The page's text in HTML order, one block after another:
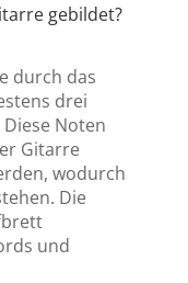
gebildet?
durch das
drei
Noten
Gitarre
wodurch
Die
und